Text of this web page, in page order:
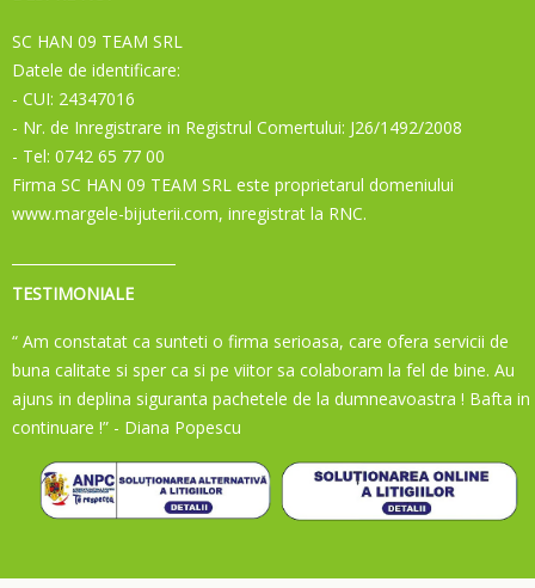
SC HAN 09 TEAM SRL
Datele de identificare:
- CUI: 24347016
- Nr. de Inregistrare in Registrul Comertului: J26/1492/2008
- Tel: 0742 65 77 00
Firma SC HAN 09 TEAM SRL este proprietarul domeniului
www.margele-bijuterii.com, inregistrat la RNC.
TESTIMONIALE
“ Am constatat ca sunteti o firma serioasa, care ofera servicii de
buna calitate si sper ca si pe viitor sa colaboram la fel de bine. Au
ajuns in deplina siguranta pachetele de la dumneavoastra ! Bafta in
continuare !” - Diana Popescu